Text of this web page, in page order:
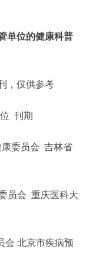
单位的健康科普
，仅供参考
刊期
委员会 吉林省
员会 重庆医科大
会 北京市疾病预